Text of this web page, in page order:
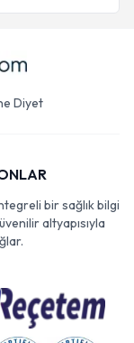
Diyet
bir sağlık bilgi
altyapısıyla